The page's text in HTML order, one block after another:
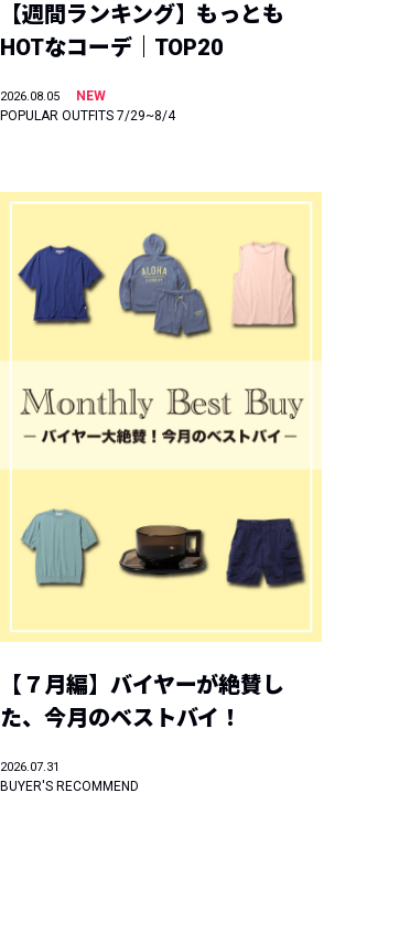
【週間ランキング】もっとも
HOTなコーデ｜TOP20
2026.08.05
NEW
POPULAR OUTFITS 7/29~8/4
【７月編】バイヤーが絶賛し
た、今月のベストバイ！
2026.07.31
BUYER'S RECOMMEND